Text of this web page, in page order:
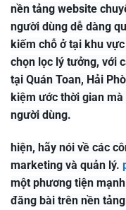
nền tảng website
người dùng dễ dàng
kiếm chỗ ở tại khu
chọn lọc lý tưởng, với
tại Quán Toan, Hải
kiệm ước thời gian
người dùng.
hiện, hãy nói về các
marketing và quản lý.
một phương tiện
đăng bài trên nền